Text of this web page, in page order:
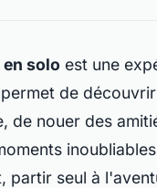
solo est une
de
de nouer des
partir seul à